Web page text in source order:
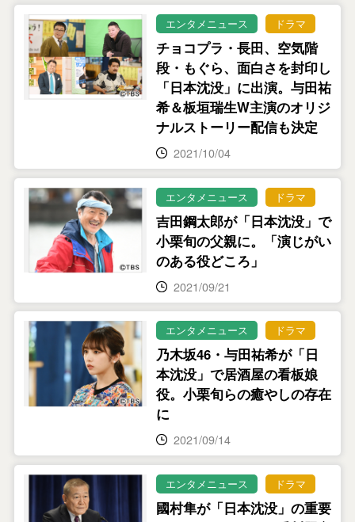
エンタメニュース ドラマ
チョコプラ・長田、空気階
段・もぐら、面白さを封印し
「日本沈没」に出演。与田祐
希＆板垣瑞生W主演のオリジ
ナルストーリー配信も決定
2021/10/04
エンタメニュース ドラマ
吉田鋼太郎が「日本沈没」で
小栗旬の父親に。「演じがい
のある役どころ」
2021/09/21
エンタメニュース ドラマ
乃木坂46・与田祐希が「日
本沈没」で居酒屋の看板娘
役。小栗旬らの癒やしの存在
に
2021/09/14
エンタメニュース ドラマ
國村隼が「日本沈没」の重要